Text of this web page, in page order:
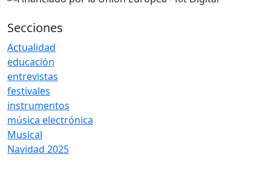
Secciones
Actualidad
educación
entrevistas
festivales
instrumentos
música electrónica
Musical
Navidad 2025